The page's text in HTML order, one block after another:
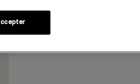
Désolé, cet